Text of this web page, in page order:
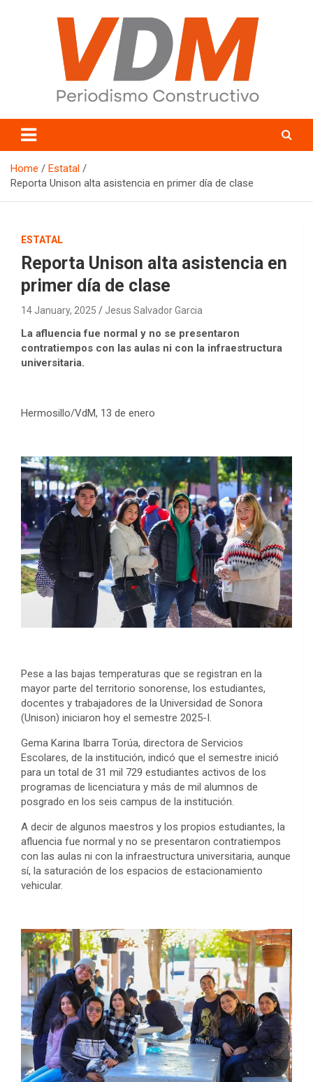
valledelmayo.com
Home
Estatal
Reporta Unison alta asistencia en primer día de clase
ESTATAL
Reporta Unison alta asistencia en
primer día de clase
14 January, 2025 Jesus Salvador Garcia
La afluencia fue normal y no se presentaron
contratiempos con las aulas ni con la infraestructura
universitaria.
Hermosillo/VdM, 13 de enero
Pese a las bajas temperaturas que se registran en la
mayor parte del territorio sonorense, los estudiantes,
docentes y trabajadores de la Universidad de Sonora
(Unison) iniciaron hoy el semestre 2025-I.
Gema Karina Ibarra Torúa, directora de Servicios
Escolares, de la institución, indicó que el semestre inició
para un total de 31 mil 729 estudiantes activos de los
programas de licenciatura y más de mil alumnos de
posgrado en los seis campus de la institución.
A decir de algunos maestros y los propios estudiantes, la
afluencia fue normal y no se presentaron contratiempos
con las aulas ni con la infraestructura universitaria, aunque
sí, la saturación de los espacios de estacionamiento
vehicular.